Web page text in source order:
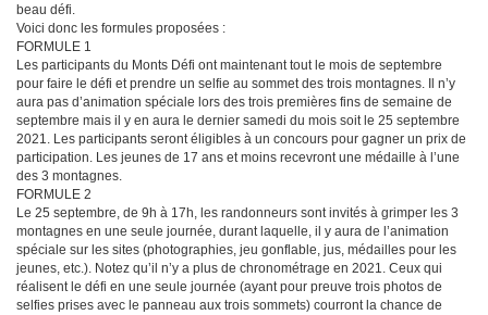
beau défi.
Voici donc les formules proposées :
FORMULE 1
Les participants du Monts Défi ont maintenant tout le mois de septembre
pour faire le défi et prendre un selfie au sommet des trois montagnes. Il n’y
aura pas d’animation spéciale lors des trois premières fins de semaine de
septembre mais il y en aura le dernier samedi du mois soit le 25 septembre
2021. Les participants seront éligibles à un concours pour gagner un prix de
participation. Les jeunes de 17 ans et moins recevront une médaille à l’une
des 3 montagnes.
FORMULE 2
Le 25 septembre, de 9h à 17h, les randonneurs sont invités à grimper les 3
montagnes en une seule journée, durant laquelle, il y aura de l’animation
spéciale sur les sites (photographies, jeu gonflable, jus, médailles pour les
jeunes, etc.). Notez qu’il n’y a plus de chronométrage en 2021. Ceux qui
réalisent le défi en une seule journée (ayant pour preuve trois photos de
selfies prises avec le panneau aux trois sommets) courront la chance de